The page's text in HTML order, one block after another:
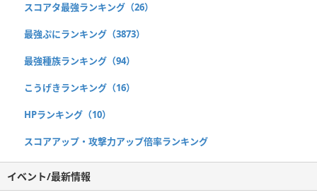
スコアタ最強ランキング（26）
最強ぷにランキング（3873）
最強種族ランキング（94）
こうげきランキング（16）
HPランキング（10）
スコアアップ・攻撃力アップ倍率ランキング
イベント/最新情報